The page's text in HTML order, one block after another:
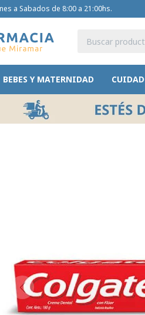
BEBES Y MATERNIDAD
a Sabados de 8:00 a 21:00hs.